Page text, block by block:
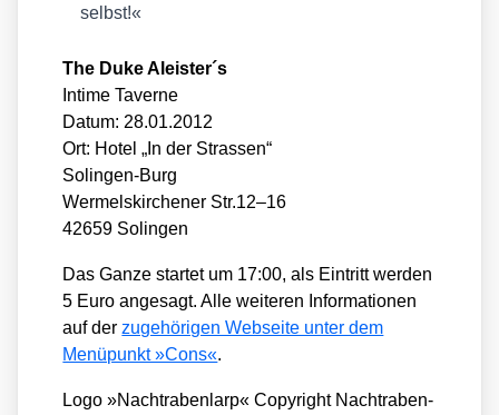
selbst!«
The Duke Aleister´s
Inti­me Taver­ne
Datum: 28.01.2012
Ort: Hotel „In der Stras­sen“
Solin­gen-Burg
Wer­mels­kir­che­ner Str.12–16
42659 Solin­gen
Das Gan­ze star­tet um 17:00, als Ein­tritt wer­den
5 Euro ange­sagt. Alle wei­te­ren Infor­ma­tio­nen
auf derzuge­hö­ri­gen Web­sei­te unter dem
Menü­punkt »Cons«.
Logo »Nach­tra­ben­larp« Copy­right Nach­tra­ben­